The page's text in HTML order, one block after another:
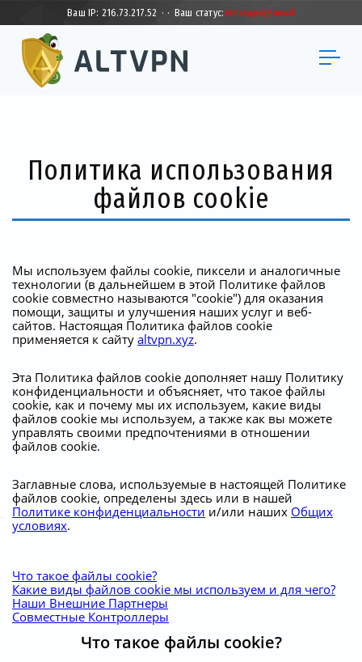
Ваш IP: 216.73.217.52 · · Ваш статус:Незащищенный
Политика использования
файлов cookie
Мы используем файлы cookie, пиксели и аналогичные
технологии (в дальнейшем в этой Политике файлов
cookie совместно называются "cookie") для оказания
помощи, защиты и улучшения наших услуг и веб-
сайтов. Настоящая Политика файлов cookie
применяется к сайту altvpn.xyz.
Эта Политика файлов cookie дополняет нашу Политику
конфиденциальности и объясняет, что такое файлы
cookie, как и почему мы их используем, какие виды
файлов cookie мы используем, а также как вы можете
управлять своими предпочтениями в отношении
файлов cookie.
Заглавные слова, используемые в настоящей Политике
файлов cookie, определены здесь или в нашей
Политике конфиденциальности и/или наших Общих
условиях.
Что такое файлы cookie?
Какие виды файлов cookie мы используем и для чего?
Наши Внешние Партнеры
Совместные Контроллеры
Что такое файлы cookie?